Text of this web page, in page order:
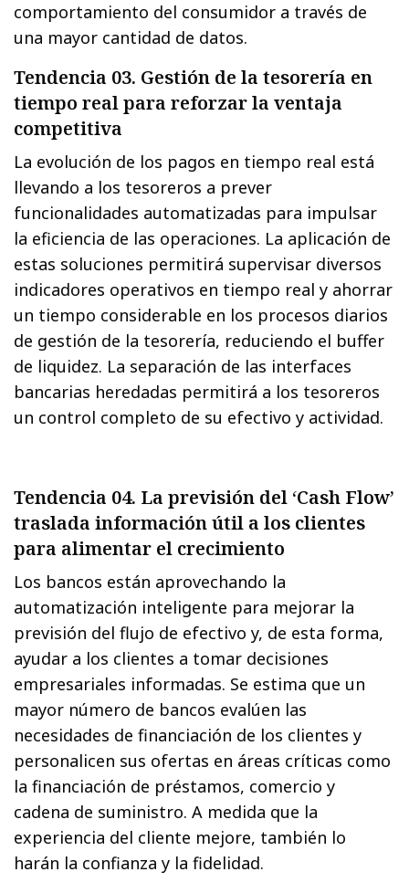
comportamiento del consumidor a través de
una mayor cantidad de datos.
Tendencia 03. Gestión de la tesorería en
tiempo real para reforzar la ventaja
competitiva
La evolución de los pagos en tiempo real está
llevando a los tesoreros a prever
funcionalidades automatizadas para impulsar
la eficiencia de las operaciones. La aplicación de
estas soluciones permitirá supervisar diversos
indicadores operativos en tiempo real y ahorrar
un tiempo considerable en los procesos diarios
de gestión de la tesorería, reduciendo el buffer
de liquidez. La separación de las interfaces
bancarias heredadas permitirá a los tesoreros
un control completo de su efectivo y actividad.
Tendencia 04. La previsión del ‘Cash Flow’
traslada información útil a los clientes
para alimentar el crecimiento
Los bancos están aprovechando la
automatización inteligente para mejorar la
previsión del flujo de efectivo y, de esta forma,
ayudar a los clientes a tomar decisiones
empresariales informadas. Se estima que un
mayor número de bancos evalúen las
necesidades de financiación de los clientes y
personalicen sus ofertas en áreas críticas como
la financiación de préstamos, comercio y
cadena de suministro. A medida que la
experiencia del cliente mejore, también lo
harán la confianza y la fidelidad.